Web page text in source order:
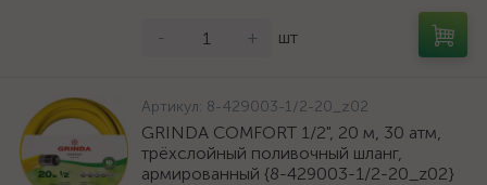
- + шт
Артикул: 8-429003-1/2-20_z02
GRINDA COMFORT 1/2", 20 м, 30 атм,
трёхслойный поливочный шланг,
армированный {8-429003-1/2-20_z02}